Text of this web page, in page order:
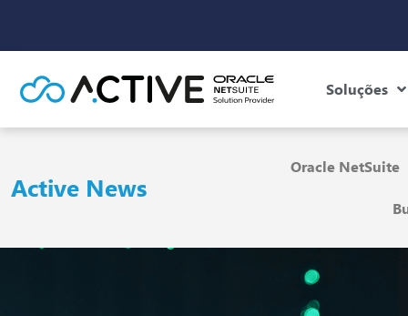
Soluções
Active News
Oracle NetSuite